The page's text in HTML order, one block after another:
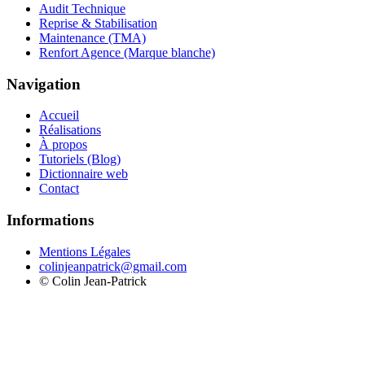
Audit Technique
Reprise & Stabilisation
Maintenance (TMA)
Renfort Agence (Marque blanche)
Navigation
Accueil
Réalisations
À propos
Tutoriels (Blog)
Dictionnaire web
Contact
Informations
Mentions Légales
colinjeanpatrick@gmail.com
© Colin Jean-Patrick